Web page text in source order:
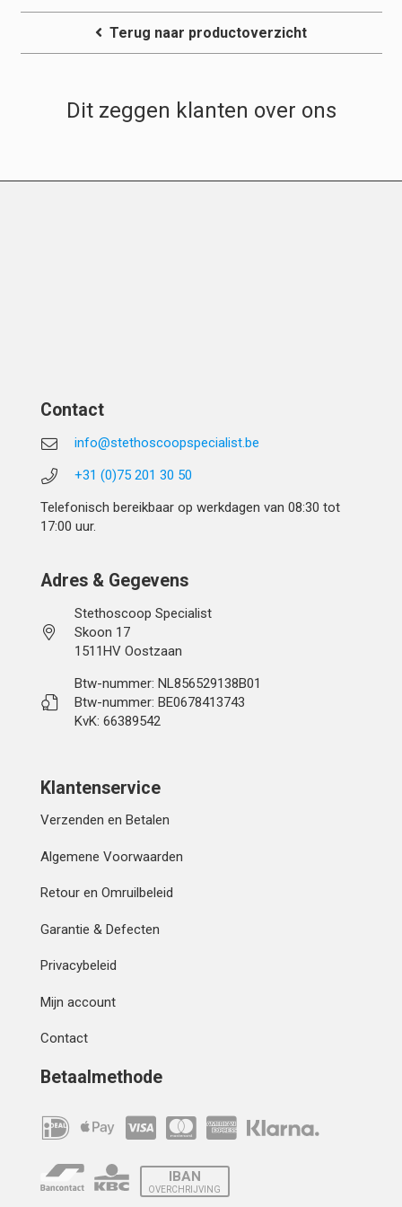
Terug naar productoverzicht
Dit zeggen klanten over ons
Contact
info@stethoscoopspecialist.be
+31 (0)75 201 30 50
Telefonisch bereikbaar op werkdagen van 08:30 tot
17:00 uur.
Adres & Gegevens
Stethoscoop Specialist
Skoon 17
1511HV Oostzaan
Btw-nummer: NL856529138B01
Btw-nummer: BE0678413743
KvK: 66389542
Klantenservice
Verzenden en Betalen
Algemene Voorwaarden
Retour en Omruilbeleid
Garantie & Defecten
Privacybeleid
Mijn account
Contact
Betaalmethode
IBAN
OVERCHRIJVING